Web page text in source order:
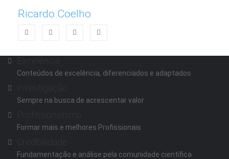
Ricardo Coelho
Conteúdos de excelência, diferenciados e adaptados
Sempre na busca de acrescentar valor
Formar mais e melhores Profissionais
Fundamentação e análise pela comunidade científica